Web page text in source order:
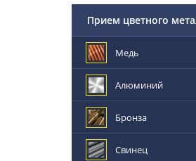
Прием цветного
Медь
Алюминий
Бронза
Свинец